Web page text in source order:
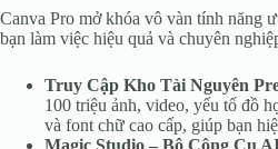
Canva Pro mở khóa vô vàn tính năng
bạn làm việc hiệu quả và chuyên
Truy Cập Kho Tài Nguyên
100 triệu ảnh, video, yếu tố đồ
và font chữ cao cấp, giúp bạn